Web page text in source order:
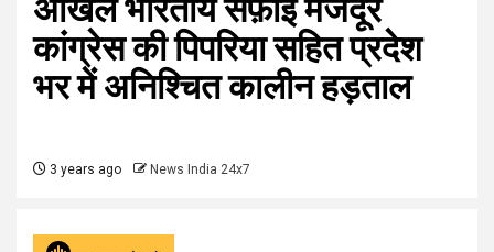
अखिल भारतीय सफ़ाई मजदूर
कांग्रेस की पिपरिया सहित प्रदेश
भर में अनिश्चित कालीन हड़ताल
3 years ago News India 24x7